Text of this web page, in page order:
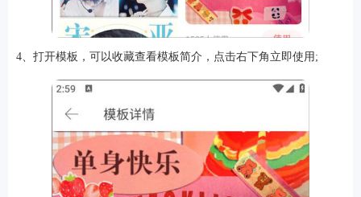
4、打开模板，可以收藏查看模板简介，点击右下角立即使用;